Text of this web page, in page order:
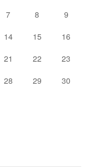
7 8
9
14 15
16
21 22
23
28 29
30